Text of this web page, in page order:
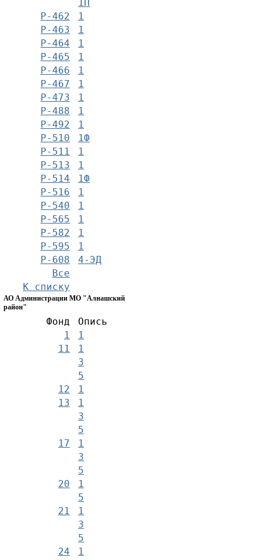
1П
Р-462
1
Р-463
1
Р-464
1
Р-465
1
Р-466
1
Р-467
1
Р-473
1
Р-488
1
Р-492
1
Р-510
1Ф
Р-511
1
Р-513
1
Р-514
1Ф
Р-516
1
Р-540
1
Р-565
1
Р-582
1
Р-595
1
Р-608
4-ЭД
Все
К списку
АО Администрации МО "Алнашский
район"
Фонд
Опись
1
1
11
1
3
5
12
1
13
1
3
5
17
1
3
5
20
1
5
21
1
3
5
24
1